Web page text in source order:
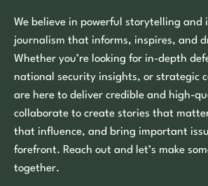
We believe in powerful storytelling and
journalism that informs, inspires, and
Whether you’re looking for in-depth
national security insights, or strategic
are here to deliver credible and high-
collaborate to create stories that
that influence, and bring important
forefront. Reach out and let’s make
together.